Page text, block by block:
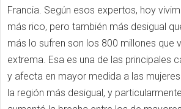
Francia. Según esos expertos, hoy
más rico, pero también más desigual
más lo sufren son los 800 millones que
extrema. Esa es una de las principales
y afecta en mayor medida a las
la región más desigual, y